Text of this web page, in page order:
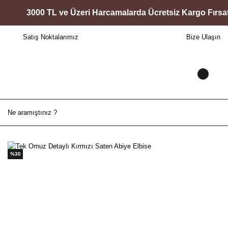
TL ve Üzeri Harcamalarda Ücretsiz Kargo Fırsatı!
Satış Noktalarımız Bize Ulaşın
%30